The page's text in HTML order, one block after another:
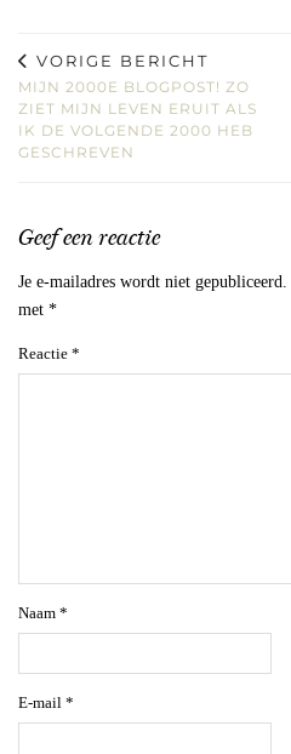
VORIGE BERICHT
MIJN 2000E BLOGPOST! ZO
ZIET MIJN LEVEN ERUIT ALS
IK DE VOLGENDE 2000 HEB
GESCHREVEN
Geef een reactie
Je e-mailadres wordt niet gepubliceerd.
met *
Reactie *
Naam *
E-mail *